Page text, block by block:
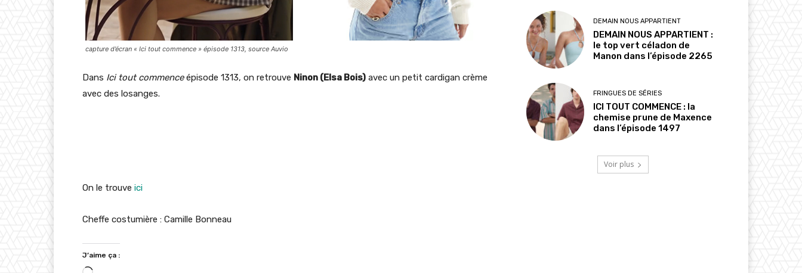
capture d’écran « Ici tout commence » épisode 1313, source Auvio
Dans Ici tout commenceépisode 1313, on retrouve Ninon (Elsa Bois) avec un petit cardigan crème
avec des losanges.
On le trouve ici
Cheffe costumière : Camille Bonneau
J’aime ça :
DEMAIN NOUS APPARTIENT
DEMAIN NOUS APPARTIENT :
le top vert céladon de
Manon dans l’épisode 2265
FRINGUES DE SÉRIES
ICI TOUT COMMENCE : la
chemise prune de Maxence
dans l’épisode 1497
Voir plus